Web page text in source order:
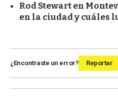
Rod Stewart en
en la ciudad y cuáles
¿Encontraste un error? Reportar